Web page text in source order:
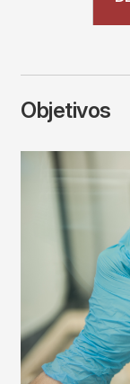
Objetivos
Imagen